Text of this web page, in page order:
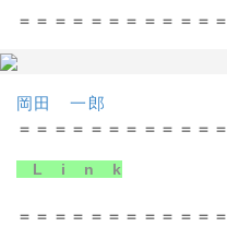
＝＝＝＝＝＝＝＝＝＝＝＝
岡田 一郎
＝＝＝＝＝＝＝＝＝＝＝＝
L i n k
＝＝＝＝＝＝＝＝＝＝＝＝